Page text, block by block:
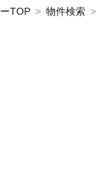
TOP 物件検索